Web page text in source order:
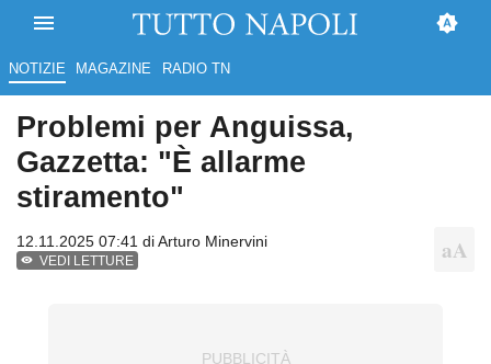
NOTIZIE MAGAZINE RADIO TN
Problemi per Anguissa,
Gazzetta: "È allarme
stiramento"
12.11.2025 07:41 diArturo Minervini
VEDI LETTURE